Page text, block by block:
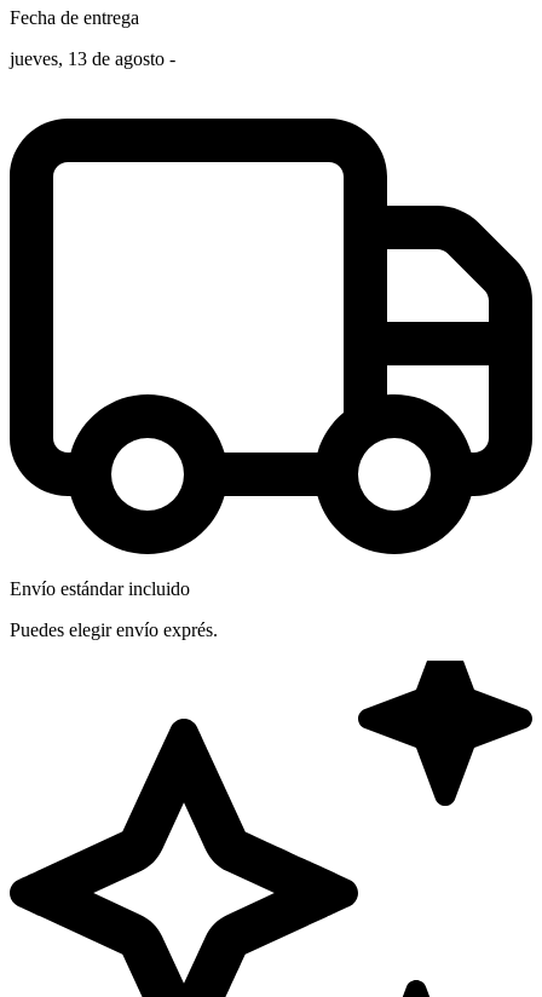
Fecha de entrega
jueves, 13 de agosto -
Envío estándar incluido
Puedes elegir envío exprés.